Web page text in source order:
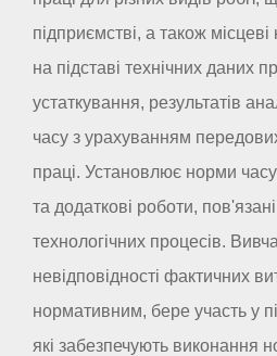
підприємстві, а також
на підставі технічних даних
устаткування, результатів
часу з урахуванням
праці. Установлює норми часу
та додаткові роботи,
технологічних процесів.
невідповідності фактичних
нормативним, бере участь у
які забезпечують виконання